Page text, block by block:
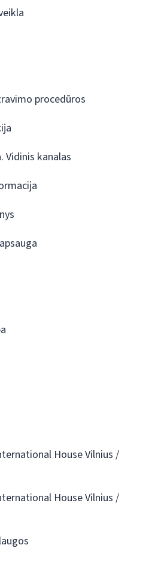
procedūros
Vidinis kanalas
House Vilnius /
House Vilnius /